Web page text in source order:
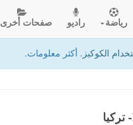
الكوكيز. أكثر معلومات.
رياضة راديو صفحات أخرى